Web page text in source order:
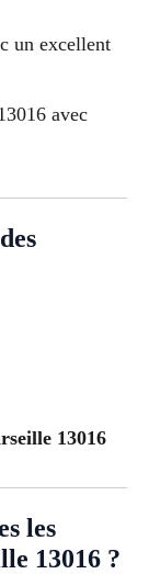
un excellent
avec
13016
les
13016 ?